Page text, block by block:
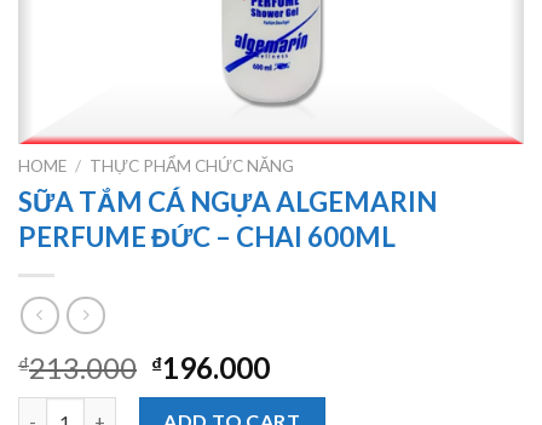
HOME / THỰC PHẨM CHỨC NĂNG
SỮA TẮM CÁ NGỰA ALGEMARIN
PERFUME ĐỨC – CHAI 600ML
₫213.000 ₫196.000
SỮA TẮM CÁ NGỰA ALGEMARIN PERFUME ĐỨC - CHAI